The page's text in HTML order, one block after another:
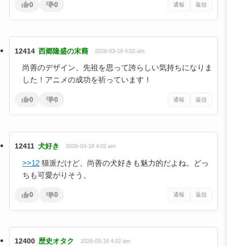
0 0 通報 返信
12414 西郷隆盛の末裔 2026-03-18 4:02 am
尚善のデザイン、先祖を思って誇らしい気持ちになりま
した！アニメの成功を祈っています！
0 0 通報 返信
12411 犬好き 2026-03-18 4:02 am
>>12猫派だけど、尚善の犬好きも魅力的だよね。どっ
ちも可愛がりそう。
0 0 通報 返信
12400 歴史オタク 2026-03-18 4:02 am